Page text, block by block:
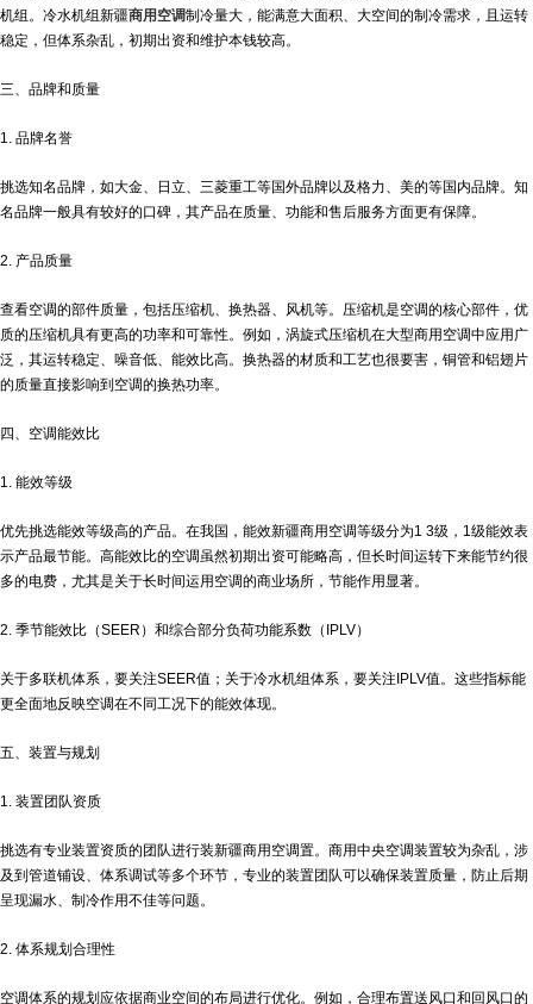
机组。冷水机组新疆商用空调制冷量大，能满意大面积、大空间的制冷需求，且运转
稳定，但体系杂乱，初期出资和维护本钱较高。
三、品牌和质量
1. 品牌名誉
挑选知名品牌，如大金、日立、三菱重工等国外品牌以及格力、美的等国内品牌。知
名品牌一般具有较好的口碑，其产品在质量、功能和售后服务方面更有保障。
2. 产品质量
查看空调的部件质量，包括压缩机、换热器、风机等。压缩机是空调的核心部件，优
质的压缩机具有更高的功率和可靠性。例如，涡旋式压缩机在大型商用空调中应用广
泛，其运转稳定、噪音低、能效比高。换热器的材质和工艺也很要害，铜管和铝翅片
的质量直接影响到空调的换热功率。
四、空调能效比
1. 能效等级
优先挑选能效等级高的产品。在我国，能效新疆商用空调等级分为1 3级，1级能效表
示产品最节能。高能效比的空调虽然初期出资可能略高，但长时间运转下来能节约很
多的电费，尤其是关于长时间运用空调的商业场所，节能作用显著。
2. 季节能效比（SEER）和综合部分负荷功能系数（IPLV）
关于多联机体系，要关注SEER值；关于冷水机组体系，要关注IPLV值。这些指标能
更全面地反映空调在不同工况下的能效体现。
五、装置与规划
1. 装置团队资质
挑选有专业装置资质的团队进行装新疆商用空调置。商用中央空调装置较为杂乱，涉
及到管道铺设、体系调试等多个环节，专业的装置团队可以确保装置质量，防止后期
呈现漏水、制冷作用不佳等问题。
2. 体系规划合理性
空调体系的规划应依据商业空间的布局进行优化。例如，合理布置送风口和回风口的